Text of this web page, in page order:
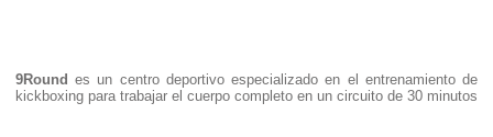
9Round es un centro deportivo especializado en el entrenamiento de
kickboxing para trabajar el cuerpo completo en un circuito de 30 minutos